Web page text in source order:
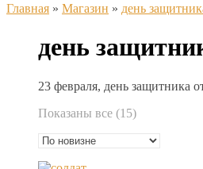
Главная » Магазин » день
день
23 февраля, день защитника
Показаны все (15)
недавние